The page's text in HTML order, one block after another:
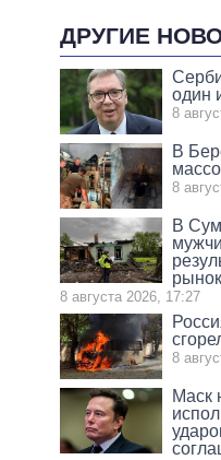
ДРУГИЕ
один
8
В
8
В
8 августа 2026, 17:27
8
Маск